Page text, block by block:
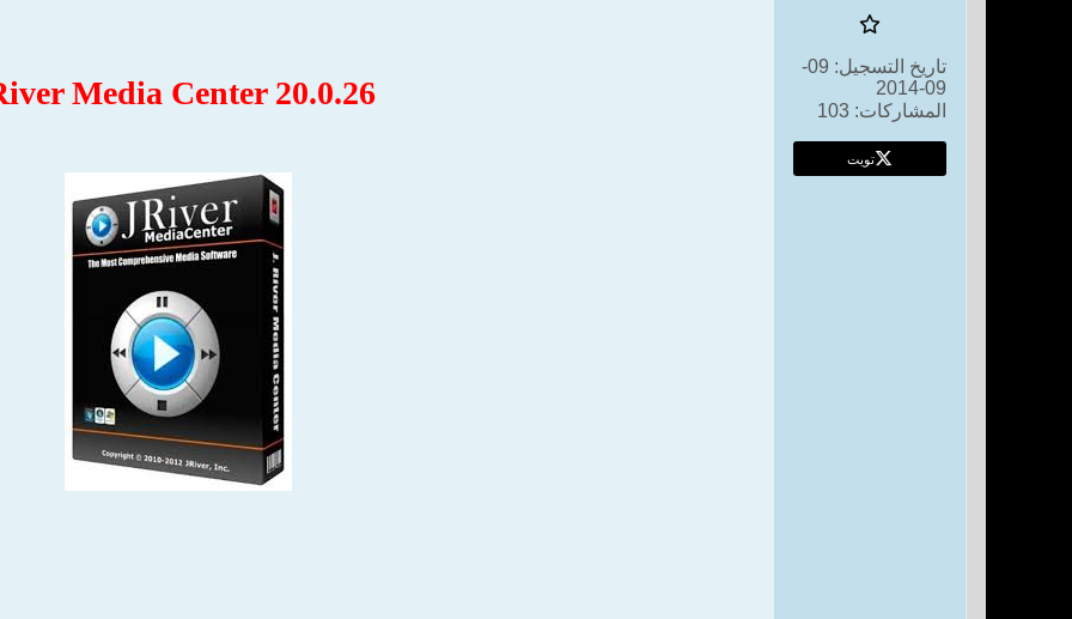
تاريخ التسجيل:
09-
09-2014
المشاركات: 103
تويت
Media Center 20.0.26